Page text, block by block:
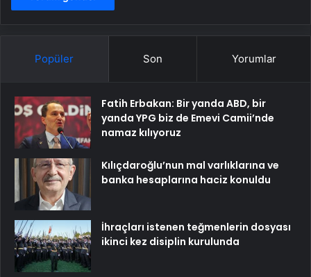
Popüler Son Yorumlar
Fatih Erbakan: Bir yanda ABD, bir
yanda YPG biz de Emevi Camii’nde
namaz kılıyoruz
Kılıçdaroğlu’nun mal varlıklarına ve
banka hesaplarına haciz konuldu
İhraçları istenen teğmenlerin dosyası
ikinci kez disiplin kurulunda